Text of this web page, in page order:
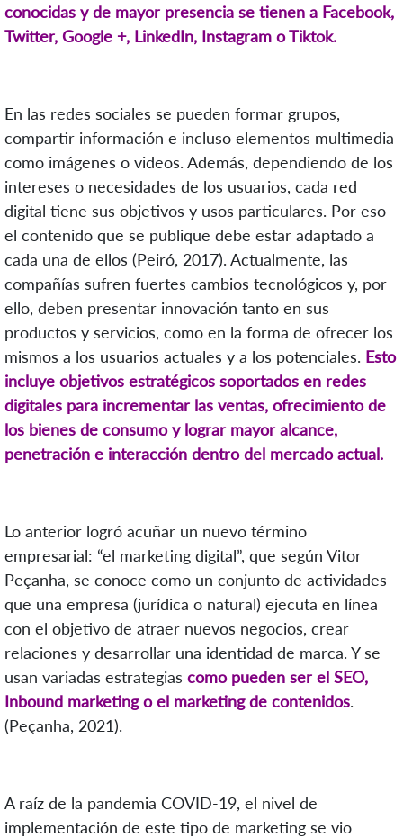
conocidas y de mayor presencia se tienen a Facebook,
Twitter, Google +, LinkedIn, Instagram o Tiktok.
En las redes sociales se pueden formar grupos,
compartir información e incluso elementos multimedia
como imágenes o videos. Además, dependiendo de los
intereses o necesidades de los usuarios, cada red
digital tiene sus objetivos y usos particulares. Por eso
el contenido que se publique debe estar adaptado a
cada una de ellos (Peiró, 2017). Actualmente, las
compañías sufren fuertes cambios tecnológicos y, por
ello, deben presentar innovación tanto en sus
productos y servicios, como en la forma de ofrecer los
mismos a los usuarios actuales y a los potenciales. Esto
incluye objetivos estratégicos soportados en redes
digitales para incrementar las ventas, ofrecimiento de
los bienes de consumo y lograr mayor alcance,
penetración e interacción dentro del mercado actual.
Lo anterior logró acuñar un nuevo término
empresarial: “el marketing digital”, que según Vitor
Peçanha, se conoce como un conjunto de actividades
que una empresa (jurídica o natural) ejecuta en línea
con el objetivo de atraer nuevos negocios, crear
relaciones y desarrollar una identidad de marca. Y se
usan variadas estrategias como pueden ser el SEO,
Inbound marketing o el marketing de contenidos.
(Peçanha, 2021).
A raíz de la pandemia COVID-19, el nivel de
implementación de este tipo de marketing se vio